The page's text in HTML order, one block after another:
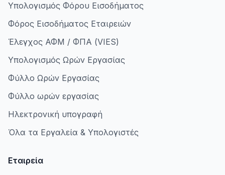
Υπολογισμός Φόρου Εισοδήματος
Φόρος Εισοδήματος Εταιρειών
Έλεγχος ΑΦΜ / ΦΠΑ (VIES)
Υπολογισμός Ωρών Εργασίας
Φύλλο Ωρών Εργασίας
Φύλλο ωρών εργασίας
Ηλεκτρονική υπογραφή
Όλα τα Εργαλεία & Υπολογιστές
Εταιρεία